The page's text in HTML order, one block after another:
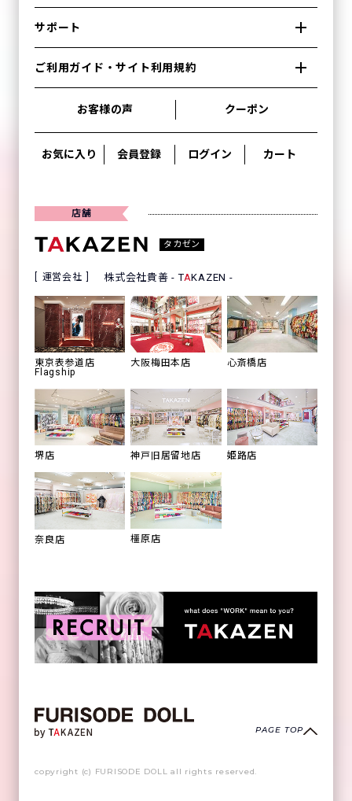
サポート
ご利用ガイド・サイト利用規約
お客様の声 クーポン
お気に入り 会員登録 ログイン カート
店舗
タカゼン
運営会社 株式会社貴善 - TAKAZEN -
東京表参道店
Flagship
大阪梅田本店 心斎橋店
堺店 神戸旧居留地店 姫路店
奈良店 橿原店
PAGE TOP
copyright (c) FURISODE DOLL all rights reserved.